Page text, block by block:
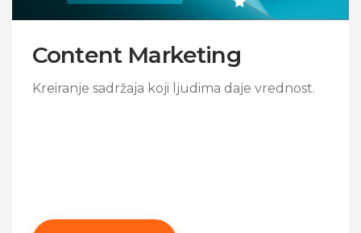
Content Marketing
Kreiranje sadržaja koji ljudima daje vrednost.